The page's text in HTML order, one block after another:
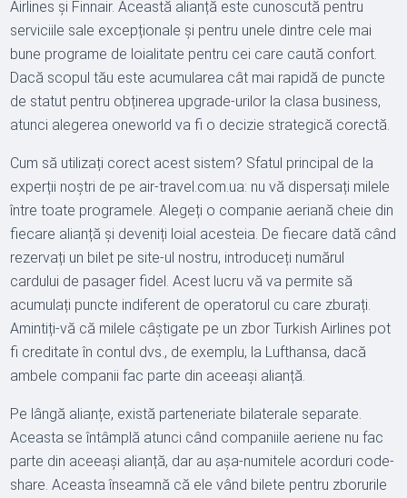
Airlines și Finnair. Această alianță este cunoscută pentru
serviciile sale excepționale și pentru unele dintre cele mai
bune programe de loialitate pentru cei care caută confort.
Dacă scopul tău este acumularea cât mai rapidă de puncte
de statut pentru obținerea upgrade-urilor la clasa business,
atunci alegerea oneworld va fi o decizie strategică corectă.
Cum să utilizați corect acest sistem? Sfatul principal de la
experții noștri de pe air-travel.com.ua: nu vă dispersați milele
între toate programele. Alegeți o companie aeriană cheie din
fiecare alianță și deveniți loial acesteia. De fiecare dată când
rezervați un bilet pe site-ul nostru, introduceți numărul
cardului de pasager fidel. Acest lucru vă va permite să
acumulați puncte indiferent de operatorul cu care zburați.
Amintiți-vă că milele câștigate pe un zbor Turkish Airlines pot
fi creditate în contul dvs., de exemplu, la Lufthansa, dacă
ambele companii fac parte din aceeași alianță.
Pe lângă alianțe, există parteneriate bilaterale separate.
Aceasta se întâmplă atunci când companiile aeriene nu fac
parte din aceeași alianță, dar au așa-numitele acorduri code-
share. Aceasta înseamnă că ele vând bilete pentru zborurile